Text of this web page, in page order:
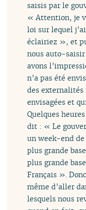
saisis par le
« Attention, je
loi sur lequel
éclairiez », et
nous auto-
avons
n’a pas été
des externalités
envisagées et
Quelques
dit : « Le
un week-end
plus grande
plus grande
Français ».
même d’aller
lesquels nous